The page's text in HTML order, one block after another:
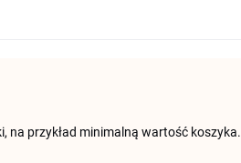
na przykład minimalną wartość koszyka.